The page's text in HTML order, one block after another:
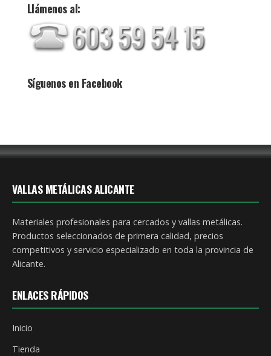
Llámenos al:
Síguenos en Facebook
VALLAS METÁLICAS ALICANTE
Materiales profesionales para cercados y vallas metálicas.
Productos seleccionados de primera calidad, precios
competitivos y servicio especializado en toda la provincia de
Alicante.
ENLACES RÁPIDOS
Inicio
Tienda